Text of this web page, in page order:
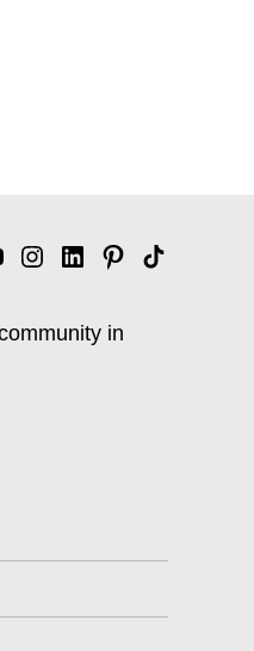
Instagram
Linkedin
Pinterest
Tik
in